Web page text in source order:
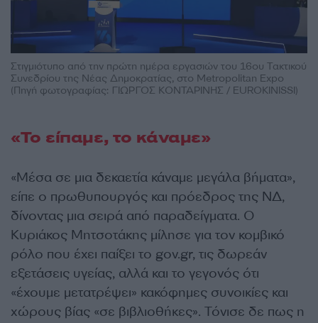
Στιγμιότυπο από την πρώτη ημέρα εργασιών του 16ου Τακτικού
Συνεδρίου της Νέας Δημοκρατίας, στο Metropolitan Expo
(Πηγή φωτογραφίας: ΓΙΩΡΓΟΣ ΚΟΝΤΑΡΙΝΗΣ / EUROKINISSI)
«Το είπαμε, το κάναμε»
«Μέσα σε μια δεκαετία κάναμε μεγάλα βήματα»,
είπε ο πρωθυπουργός και πρόεδρος της ΝΔ,
δίνοντας μια σειρά από παραδείγματα. Ο
Κυριάκος Μητσοτάκης μίλησε για τον κομβικό
ρόλο που έχει παίξει το gov.gr, τις δωρεάν
εξετάσεις υγείας, αλλά και το γεγονός ότι
«έχουμε μετατρέψει» κακόφημες συνοικίες και
χώρους βίας «σε βιβλιοθήκες». Τόνισε δε πως η